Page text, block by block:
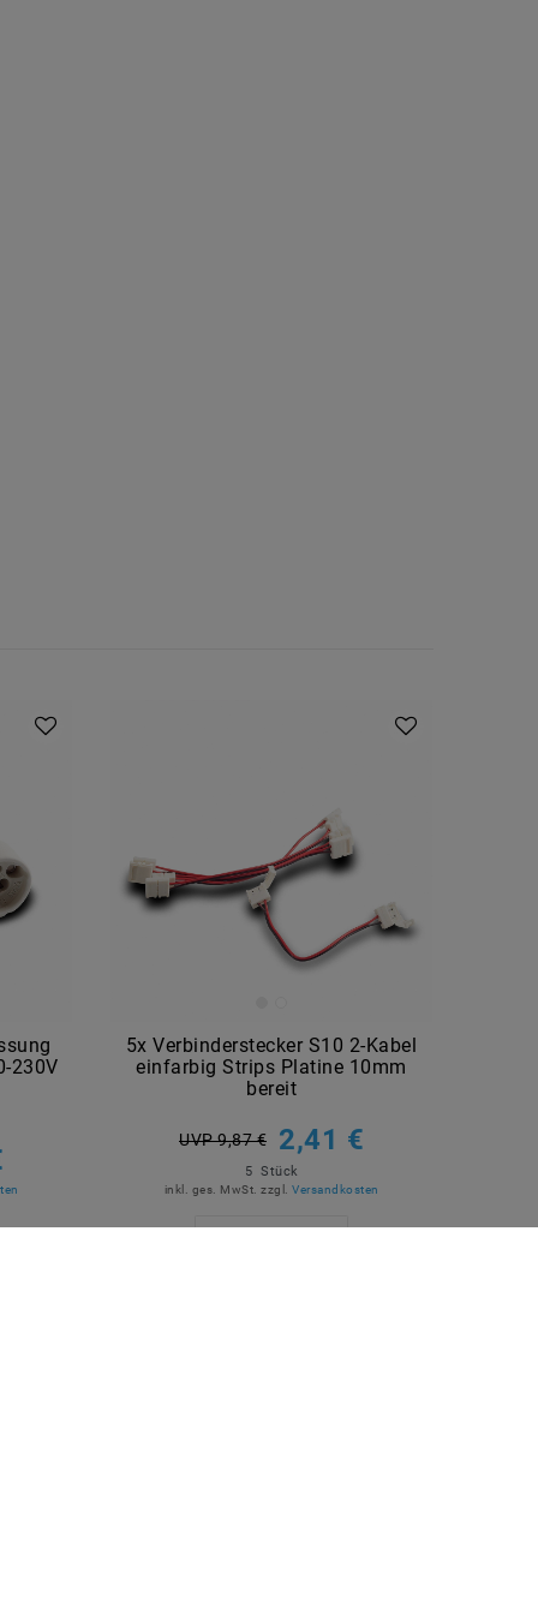
230V
5x Verbinderstecker S10 2-Kabel
einfarbig Strips Platine 10mm
bereit
UVP 9,87 € 2,41 €
5 Stück
inkl. ges. MwSt. zzgl. Versandkosten